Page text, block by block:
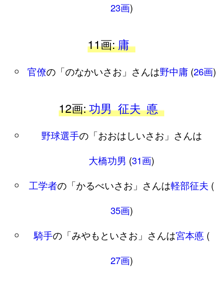
23画)
11画:庸
官僚の「のなかいさお」さんは野中庸(26画)
12画:功男 征夫 悳
野球選手の「おおはしいさお」さんは
大橋功男 (31画)
工学者の「かるべいさお」さんは軽部征夫 (
35画)
騎手の「みやもといさお」さんは宮本悳 (
27画)